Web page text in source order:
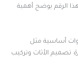
الرقم يوضح أهمية
أساسية مثل
تصميم الأثاث وتركيب